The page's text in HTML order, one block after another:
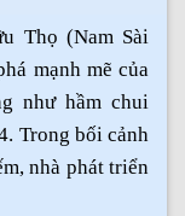
Thọ (Nam Sài
mạnh mẽ của
như hầm chui
Trong bối cảnh
nhà phát triển